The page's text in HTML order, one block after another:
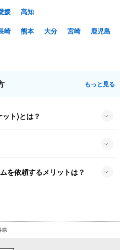
媛
高知
崎 熊本 大分 宮崎
鹿児島
もっと見る
ト)とは？
を依頼するメリットは？
県